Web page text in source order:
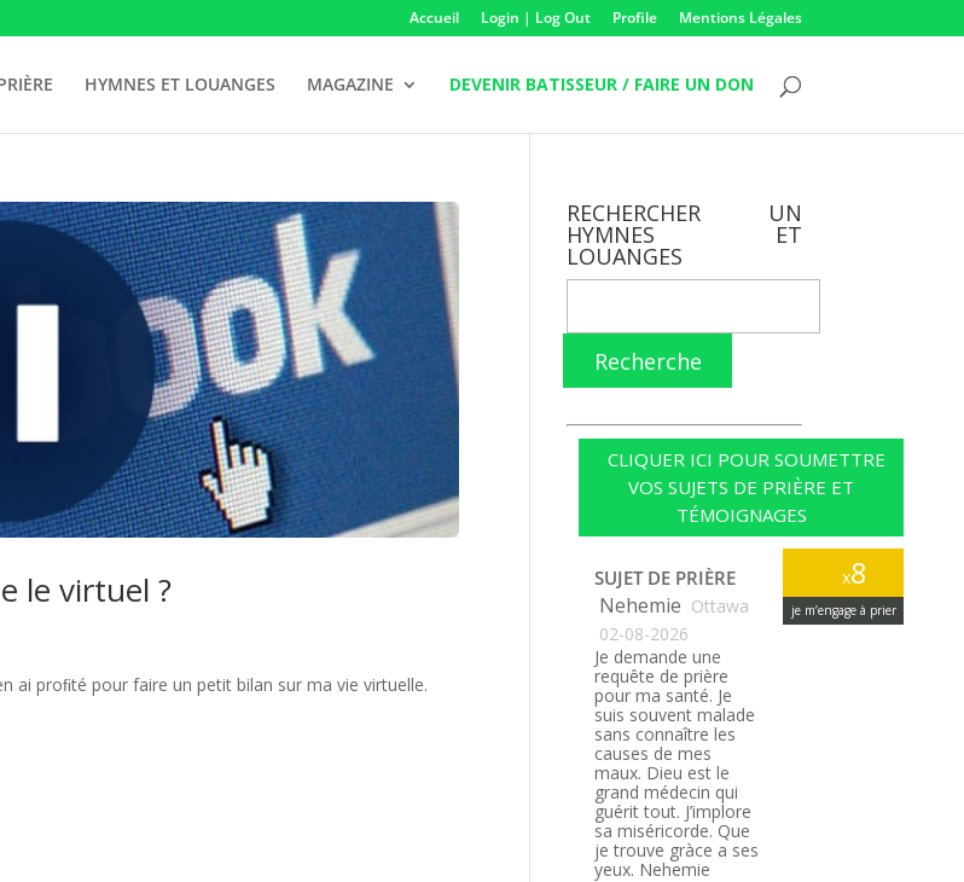
Accueil Login | Log Out Profile Mentions Légales
HYMNES ET LOUANGES MAGAZINE DEVENIR BATISSEUR / FAIRE UN DON
le virtuel ?
ai proﬁté pour faire un petit bilan sur ma vie virtuelle.
RECHERCHER UN
HYMNES ET
LOUANGES
Recherche
CLIQUER ICI POUR SOUMETTRE
VOS SUJETS DE PRIÈRE ET
TÉMOIGNAGES
x8
je m’engage à prier
SUJET DE PRIÈRE
Nehemie Ottawa
02-08-2026
Je demande une
requête de prière
pour ma santé. Je
suis souvent malade
sans connaître les
causes de mes
maux. Dieu est le
grand médecin qui
guérit tout. J’implore
sa miséricorde. Que
je trouve gràce a ses
yeux. Nehemie